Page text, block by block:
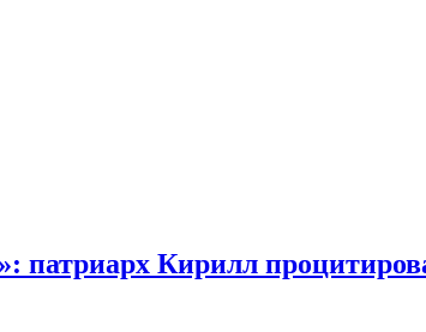
патриарх Кирилл